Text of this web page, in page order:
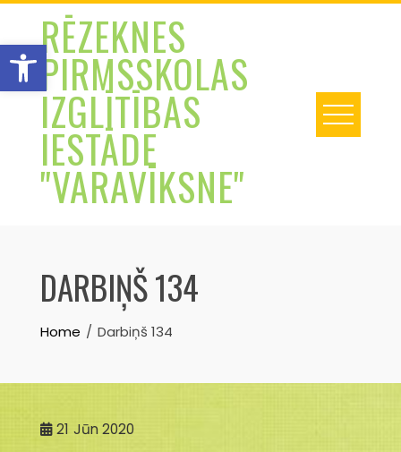
Open toolbar
Skip
contentRĒZEKNES
PIRMSSKOLAS
IZGLĪTĪBAS
IESTĀDE
"VARAVĪKSNE"
DARBIŅŠ 134
Home Darbiņš 134
21 Jūn 2020